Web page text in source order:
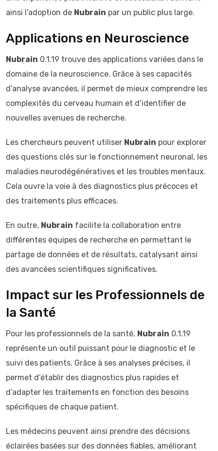
ainsi l’adoption de Nubrain par un public plus large.
Applications en Neuroscience
Nubrain 0.1.19 trouve des applications variées dans le
domaine de la neuroscience. Grâce à ses capacités
d’analyse avancées, il permet de mieux comprendre les
complexités du cerveau humain et d’identifier de
nouvelles avenues de recherche.
Les chercheurs peuvent utiliser Nubrain pour explorer
des questions clés sur le fonctionnement neuronal, les
maladies neurodégénératives et les troubles mentaux.
Cela ouvre la voie à des diagnostics plus précoces et
des traitements plus efficaces.
En outre, Nubrain facilite la collaboration entre
différentes équipes de recherche en permettant le
partage de données et de résultats, catalysant ainsi
des avancées scientifiques significatives.
Impact sur les Professionnels de
la Santé
Pour les professionnels de la santé, Nubrain 0.1.19
représente un outil puissant pour le diagnostic et le
suivi des patients. Grâce à ses analyses précises, il
permet d’établir des diagnostics plus rapides et
d’adapter les traitements en fonction des besoins
spécifiques de chaque patient.
Les médecins peuvent ainsi prendre des décisions
éclairées basées sur des données fiables, améliorant